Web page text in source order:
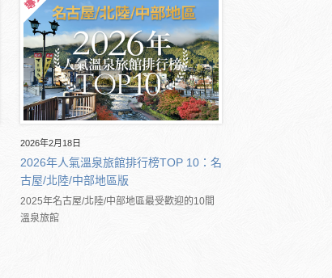
2026年2月18日
2026年人氣溫泉旅館排行榜TOP 10：名
古屋/北陸/中部地區版
2025年名古屋/北陸/中部地區最受歡迎的10間
溫泉旅館